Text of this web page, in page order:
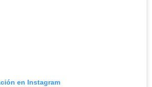
en Instagram